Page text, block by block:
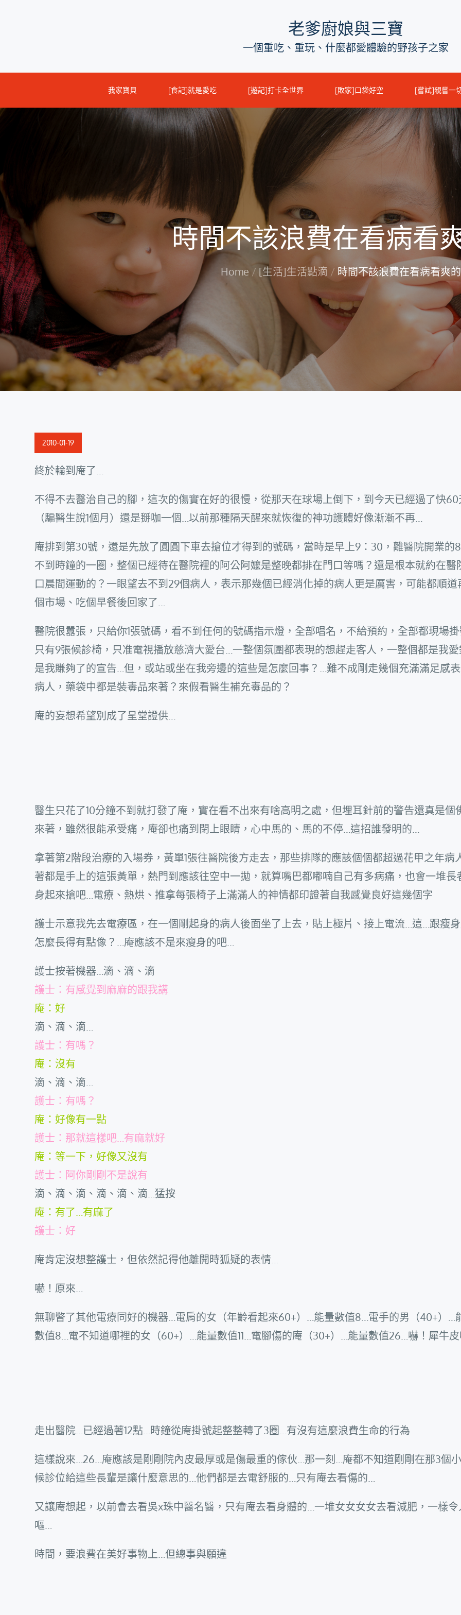
老爹廚娘與三寶
一個重吃、重玩、什麼都愛體驗的野孩子之家
我家寶貝 [食記]就是愛吃 [遊記]打卡全世界 [敗家]口袋好空 [嘗試]親嘗一
時間不該浪費在看病看
Home [生活]生活點滴 時間不該浪費在看病看爽
Posted
2010-01-19
終於輪到庵了…
不得不去醫治自己的腳，這次的傷實在好的很慢，從那天在球場上倒下，到今天已經過了快60
（騙醫生說1個月）還是掰咖一個…以前那種隔天醒來就恢復的神功護體好像漸漸不再…
庵排到第30號，還是先放了圓圓下車去搶位才得到的號碼，當時是早上9：30，離醫院開業的
不到時鐘的一圈，整個已經待在醫院裡的阿公阿嬤是整晚都排在門口等嗎？還是根本就約在醫
口晨間運動的？一眼望去不到29個病人，表示那幾個已經消化掉的病人更是厲害，可能都順道
個市場、吃個早餐後回家了…
醫院很囂張，只給你1張號碼，看不到任何的號碼指示燈，全部唱名，不給預約，全部都現場
只有9張候診椅，只准電視播放慈濟大愛台…一整個氛圍都表現的想趕走客人，一整個都是我
是我賺夠了的宣告…但，或站或坐在我旁邊的這些是怎麼回事？…難不成剛走幾個充滿滿足感
病人，藥袋中都是裝毒品來著？來假看醫生補充毒品的？
庵的妄想希望別成了呈堂證供…
醫生只花了10分鐘不到就打發了庵，實在看不出來有啥高明之處，但埋耳針前的警告還真是個
來著，雖然很能承受痛，庵卻也痛到閉上眼睛，心中馬的、馬的不停…這招誰發明的…
拿著第2階段治療的入場券，黃單1張往醫院後方走去，那些排隊的應該個個都超過花甲之年病
著都是手上的這張黃單，熱門到應該往空中一拋，就算嘴巴都嘟喃自己有多病痛，也會一堆長
身起來搶吧…電療、熱烘、推拿每張椅子上滿滿人的神情都印證著自我感覺良好這幾個字
護士示意我先去電療區，在一個剛起身的病人後面坐了上去，貼上極片、接上電流…這…跟瘦
怎麼長得有點像？…庵應該不是來瘦身的吧…
護士按著機器…滴、滴、滴
護士：有感覺到麻麻的跟我講
庵：好
滴、滴、滴…
護士：有嗎？
庵：沒有
滴、滴、滴…
護士：有嗎？
庵：好像有一點
護士：那就這樣吧…有麻就好
庵：等一下，好像又沒有
護士：阿你剛剛不是說有
滴、滴、滴、滴、滴、滴…猛按
庵：有了…有麻了
護士：好
庵肯定沒想整護士，但依然記得他離開時狐疑的表情…
嚇！原來…
無聊瞥了其他電療同好的機器…電肩的女（年齡看起來60+）…能量數值8…電手的男（40+）…
數值8…電不知道哪裡的女（60+）…能量數值11…電腳傷的庵（30+）…能量數值26…嚇！犀牛
走出醫院…已經過著12點…時鐘從庵掛號起整整轉了3圈…有沒有這麼浪費生命的行為
這樣說來…26…庵應該是剛剛院內皮最厚或是傷最重的傢伙…那一刻…庵都不知道剛剛在那3個
候診位給這些長輩是讓什麼意思的…他們都是去電舒服的…只有庵去看傷的…
又讓庵想起，以前會去看吳x珠中醫名醫，只有庵去看身體的…一堆女女女女去看減肥，一樣
嘔…
時間，要浪費在美好事物上…但總事與願違